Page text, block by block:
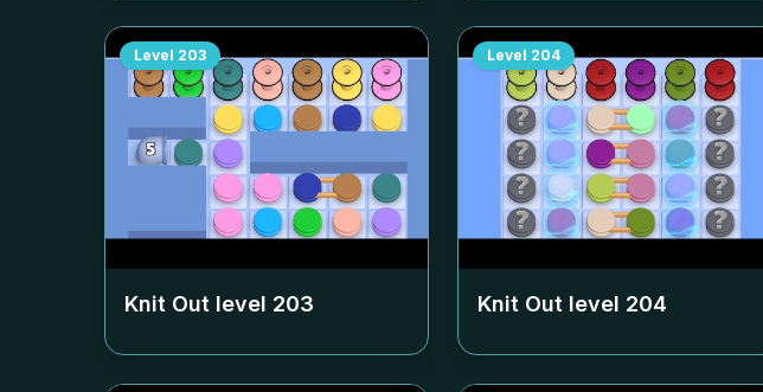
Level 203
Knit Out level 203
Level 204
Knit Out level 204